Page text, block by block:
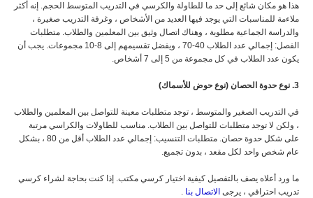
هذا هو مكان شائع إلى حد ما للطاولة والكرسي في التدريب المتوسط الحجم. إنه أكثر
ملاءمة للمناسبات التي يوجد فيها العديد من الأشخاص ، وغرفة التدريب صغيرة ،
والدراسة الجماعية مطلوبة ، وهناك اتصال وثيق بين المعلمين والطلاب. متطلبات
الفصل: إجمالي عدد الطلاب 40-70 ، ويفضل تقسيمهم إلى 8-10 مجموعات. يجب أن
يكون عدد الطلاب في كل مجموعة من 5 إلى 7 أشخاص.
3. نوع حدوة الحصان (نوع حوض للأسماك)
في التدريب الصغير والمتوسط ، توجد متطلبات معينة للتواصل بين المعلمين والطلاب
، ولكن لا توجد متطلبات للتواصل بين الطلاب. مناسب للطاولات والكراسي مرتبة
على شكل حدوة حصان. متطلبات التنسيب: إجمالي عدد الطلاب أقل من 80 ، بشكل
عام شخص واحد لكل مقعد ، بدون تجميع.
ما ورد أعلاه يصف بالتفصيل كيفية اختيار كرسي مكتب. إذا كنت بحاجة لشراء كرسي
تدريب احترافي ، يرجى الاتصال بنا .